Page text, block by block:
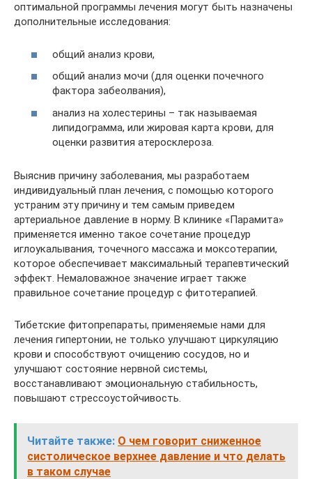
оптимальной программы лечения могут быть назначены
дополнительные исследования:
общий анализ крови,
общий анализ мочи (для оценки почечного
фактора забеолвания),
анализ на холестерины – так называемая
липидограмма, или жировая карта крови, для
оценки развития атеросклероза.
Выяснив причину заболевания, мы разработаем
индивидуальный план лечения, с помощью которого
устраним эту причину и тем самым приведем
артериальное давление в норму. В клинике «Парамита»
применяется именно такое сочетание процедур
иглоукалывания, точечного массажа и моксотерапии,
которое обеспечивает максимальный терапевтический
эффект. Немаловажное значение играет также
правильное сочетание процедур с фитотерапией.
Тибетские фитопрепараты, применяемые нами для
лечения гипертонии, не только улучшают циркуляцию
крови и способствуют очищению сосудов, но и
улучшают состояние нервной системы,
восстанавливают эмоциональную стабильность,
повышают стрессоустойчивость.
Читайте также: О чем говорит сниженное
систолическое верхнее давление и что делать
в таком случае